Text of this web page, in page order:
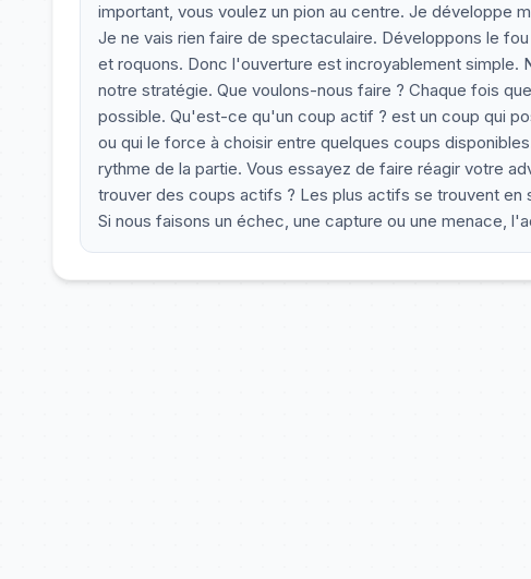
important, vous voulez un pion au centre. Je développe
Je ne vais rien faire de spectaculaire. Développons le
et roquons. Donc l'ouverture est incroyablement simple.
notre stratégie. Que voulons-nous faire ? Chaque fois
possible. Qu'est-ce qu'un coup actif ? est un coup qui
ou qui le force à choisir entre quelques coups
rythme de la partie. Vous essayez de faire réagir votre
trouver des coups actifs ? Les plus actifs se trouvent
Si nous faisons un échec, une capture ou une menace,